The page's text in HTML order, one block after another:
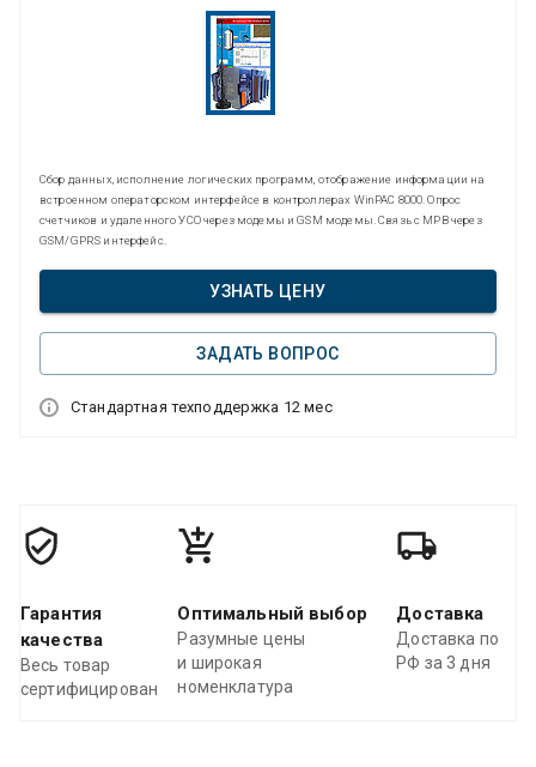
Сбор данных, исполнение логических программ, отображение информации на
встроенном операторском интерфейсе в контроллерах WinPAC 8000. Опрос
счетчиков и удаленного УСО через модемы и GSM модемы. Связь с МРВ через
GSM/GPRS интерфейс.
УЗНАТЬ ЦЕНУ
ЗАДАТЬ ВОПРОС
Стандартная техподдержка 12 мес
Гарантия
качества
Весь товар
сертифицирован
Оптимальный выбор
Разумные цены
и широкая
номенклатура
Доставка
Доставка по
РФ за 3 дня